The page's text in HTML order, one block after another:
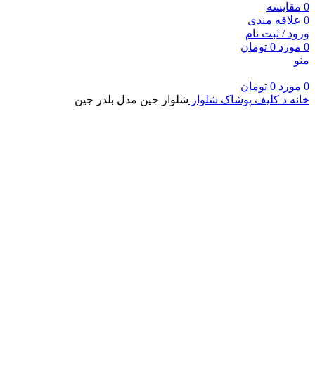
0 مقايسه
0 علاقه مندی
ورود / ثبت نام
0 مورد 0 تومان
منو
0 مورد 0 تومان
خانه د کلیف پوشاک شلوار شلوار جین مدل بلدر جین